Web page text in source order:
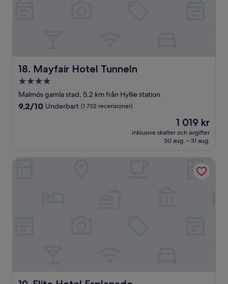
18. Mayfair Hotel Tunneln
Mayfair Hotel Tunneln
4.0-
stjärnigt
boende
Malmös gamla stad, 5,2 km från Hyllie station
9.2
9,2/10 Underbart (1 732 recensioner)
Priset
är
1 019 kr
1 019 kr
inklusive skatter och avgifter
30 aug. – 31 aug.